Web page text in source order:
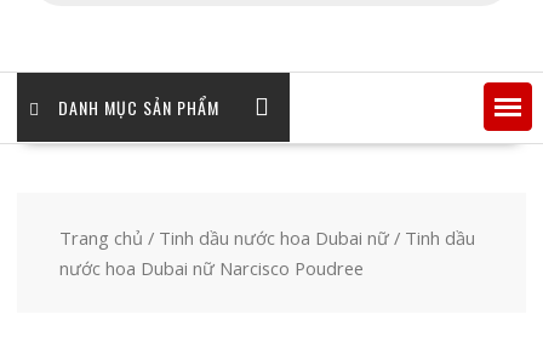
DANH MỤC SẢN PHẨM
Trang chủ / Tinh dầu nước hoa Dubai nữ/ Tinh dầu
nước hoa Dubai nữ Narcisco Poudree